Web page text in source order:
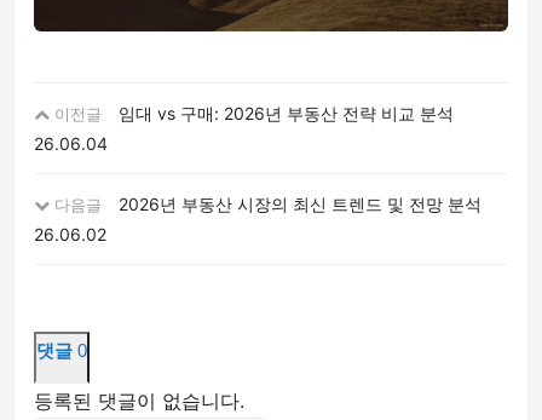
이전글
임대 vs 구매: 2026년 부동산 전략 비교 분석
26.06.04
다음글
2026년 부동산 시장의 최신 트렌드 및 전망 분석
26.06.02
댓글 0
등록된 댓글이 없습니다.